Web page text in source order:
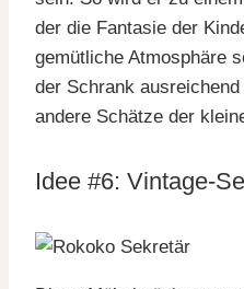
der die Fantasie der
gemütliche Atmosphäre
der Schrank
andere Schätze der
Idee #6: Vintage-